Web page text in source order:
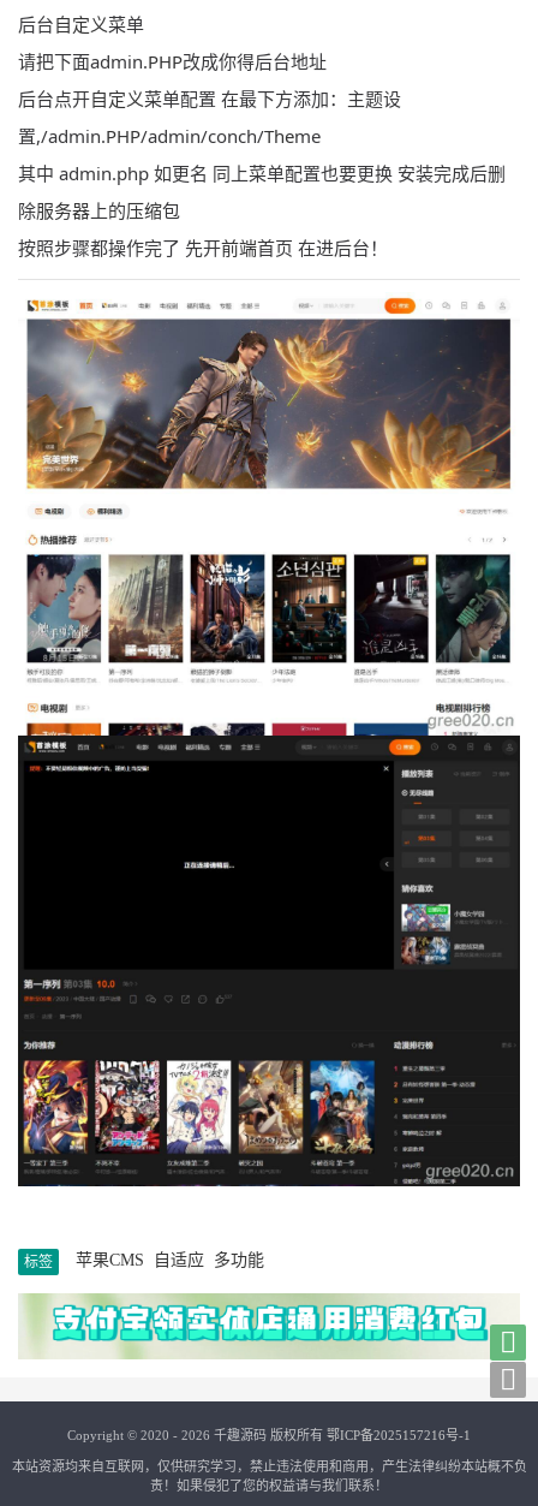
后台自定义菜单
请把下面admin.PHP改成你得后台地址
后台点开自定义菜单配置 在最下方添加：主题设
置,/admin.PHP/admin/conch/Theme
其中 admin.php 如更名 同上菜单配置也要更换 安装完成后删
除服务器 上的压缩包
按照步骤都操作完了 先开前端首页 在进后台！
标签 苹果CMS 自适应 多功能
Copyright © 2020 - 2026 千趣源码 版权所有 鄂ICP备2025157216号-1
本站资源均来自互联网，仅供研究学习，禁止违法使用和商用，产生法律纠纷本站概不负
责！如果侵犯了您的权益请与我们联系！

